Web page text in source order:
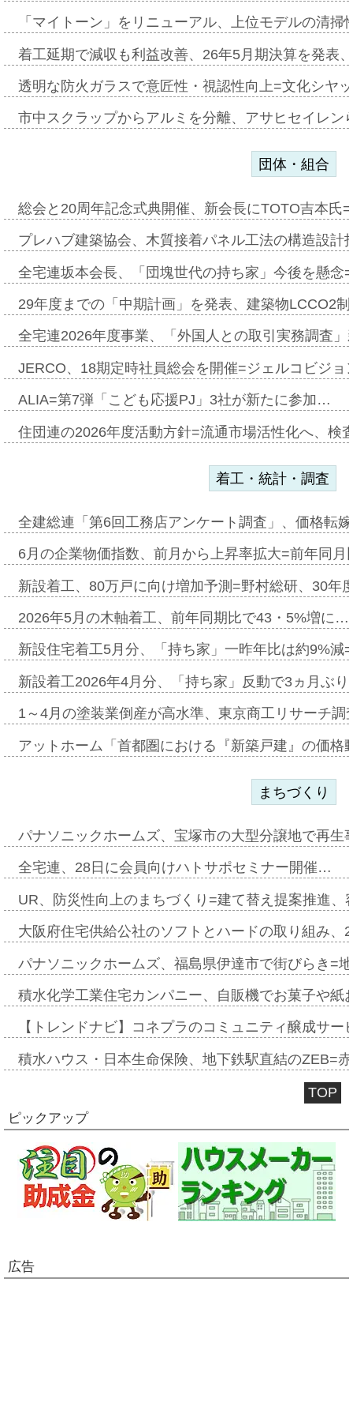
「マイトーン」をリニューアル、上位モデルの清
着工延期で減収も利益改善、26年5月期決算を発表
透明な防火ガラスで意匠性・視認性向上=文化シヤ
市中スクラップからアルミを分離、アサヒセイレ
団体・組合
総会と20周年記念式典開催、新会長にTOTO吉本氏
プレハブ建築協会、木質接着パネル工法の構造設
全宅連坂本会長、「団塊世代の持ち家」今後を懸
29年度までの「中期計画」を発表、建築物LCCO2
全宅連2026年度事業、「外国人との取引実務調査
JERCO、18期定時社員総会を開催=ジェルコビジ
ALIA=第7弾「こども応援PJ」3社が新たに参加…
住団連の2026年度活動方針=流通市場活性化へ、検
着工・統計・調査
全建総連「第6回工務店アンケート調査」、価格転
6月の企業物価指数、前月から上昇率拡大=前年同
新設着工、80万戸に向け増加予測=野村総研、30年
2026年5月の木軸着工、前年同期比で43・5%増に…
新設住宅着工5月分、「持ち家」一昨年比は約9%
新設着工2026年4月分、「持ち家」反動で3ヵ月ぶ
1～4月の塗装業倒産が高水準、東京商工リサーチ
アットホーム「首都圏における『新築戸建』の価
まちづくり
パナソニックホームズ、宝塚市の大型分譲地で再
全宅連、28日に会員向けハトサポセミナー開催…
UR、防災性向上のまちづくり=建て替え提案推進
大阪府住宅供給公社のソフトとハードの取り組み
パナソニックホームズ、福島県伊達市で街びらき=
積水化学工業住宅カンパニー、自販機でお菓子や
【トレンドナビ】コネプラのコミュニティ醸成サ
積水ハウス・日本生命保険、地下鉄駅直結のZEB=
TOP
ピックアップ
広告